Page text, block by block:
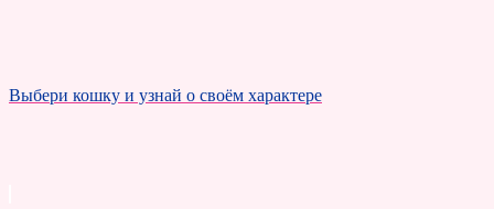
Выбери кошку и узнай о своём характере